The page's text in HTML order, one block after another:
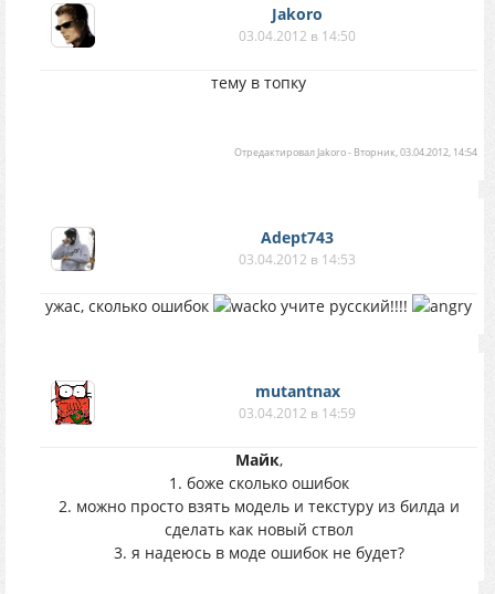
Jakoro
03.04.2012 в 14:50
тему в топку
Отредактировал Jakoro- Вторник, 03.04.2012, 14:54
Adept743
03.04.2012 в 14:53
ужас, сколько ошибок учите русский!!!!
mutantnax
03.04.2012 в 14:59
Майк,
1. боже сколько ошибок
2. можно просто взять модель и текстуру из билда и
сделать как новый ствол
3. я надеюсь в моде ошибок не будет?